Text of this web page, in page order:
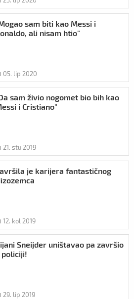
sam biti kao Messi i
ali nisam htio"
05. lip 2020
sam živio nogomet bio bih kao
i Cristiano"
21. stu 2019
je karijera fantastičnog
12. kol 2019
Sneijder uništavao pa završio
policiji!
29. lip 2019